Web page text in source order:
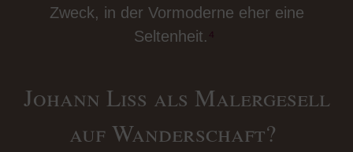
Zweck, in der Vormoderne eher eine
Seltenheit.⁴
Johann Liss als Malergesell
auf Wanderschaft?